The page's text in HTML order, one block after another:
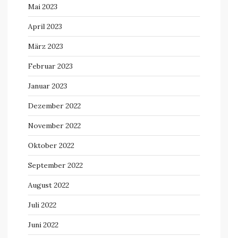
Mai 2023
April 2023
März 2023
Februar 2023
Januar 2023
Dezember 2022
November 2022
Oktober 2022
September 2022
August 2022
Juli 2022
Juni 2022